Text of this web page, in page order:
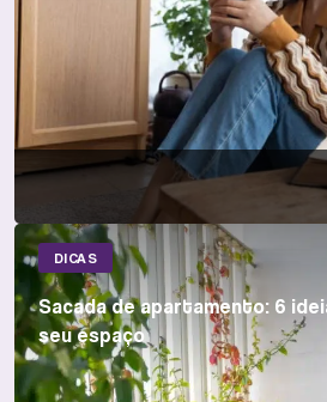
DICAS
Sacada de apartamento: 6
seu espaço